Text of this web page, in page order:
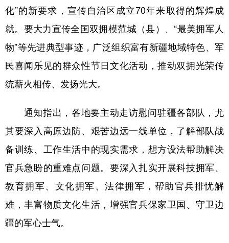
陕西 甘肃 青海 宁夏
新疆 内蒙古 黑龙江
多语种频道
English Español
Русский язык 日本語 한국어
Deutsch Português
化”的新要求，宣传自治区成立70年来取得的辉煌成
就。要大力宣传全国双拥模范城（县）、“最美拥军人
物”等先进典型事迹，广泛组织富有新疆地域特色、军
民喜闻乐见的群众性节日文化活动，推动双拥光荣传
统薪火相传、发扬光大。
通知指出，各地要主动走访慰问驻疆各部队，尤
其要深入高原边防、艰苦边远一线单位，了解部队战
备训练、工作生活中的现实需求，想方设法帮助解决
官兵急盼的重难点问题。要深入扎实开展科技拥军、
教育拥军、文化拥军、法律拥军，帮助官兵排忧解
难，丰富物质文化生活，增强官兵保家卫国、守卫边
疆的军心士气。